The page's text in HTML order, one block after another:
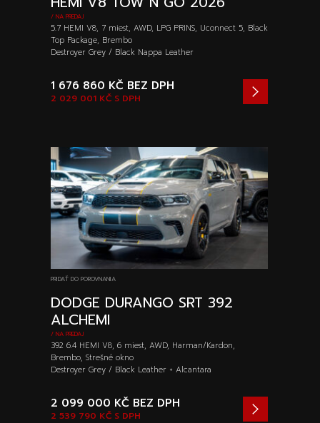
/ NA PREDAJ
5.7 HEMI V8, 7 miest, AWD, LPG PRINS, Uconnect 5, Black
Top Package, Brembo
Destroyer Grey / Black Nappa Leather
2 029 001 KČ S DPH
1 676 860 KČ BEZ DPH
PRIDAŤ DO POROVNANIA
DODGE DURANGO SRT 392
ALCHEMI
/ NA PREDAJ
392 6.4 HEMI V8, 6 miest, AWD, Harman/Kardon,
Brembo, Strešné okno
Destroyer Grey / Black Leather + Alcantara
2 539 790 KČ S DPH
2 099 000 KČ BEZ DPH